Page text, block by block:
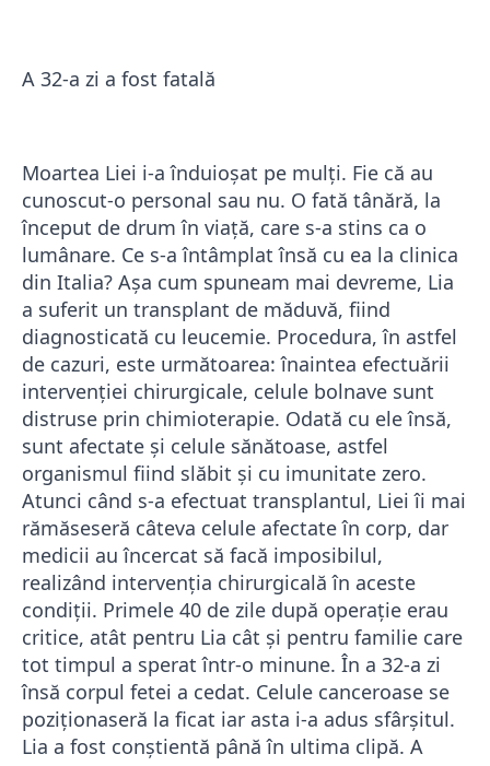
A 32-a zi a fost fatală
Moartea Liei i-a înduioșat pe mulți. Fie că au
cunoscut-o personal sau nu. O fată tânără, la
început de drum în viață, care s-a stins ca o
lumânare. Ce s-a întâmplat însă cu ea la clinica
din Italia? Așa cum spuneam mai devreme, Lia
a suferit un transplant de măduvă, fiind
diagnosticată cu leucemie. Procedura, în astfel
de cazuri, este următoarea: înaintea efectuării
intervenției chirurgicale, celule bolnave sunt
distruse prin chimioterapie. Odată cu ele însă,
sunt afectate și celule sănătoase, astfel
organismul fiind slăbit și cu imunitate zero.
Atunci când s-a efectuat transplantul, Liei îi mai
rămăseseră câteva celule afectate în corp, dar
medicii au încercat să facă imposibilul,
realizând intervenția chirurgicală în aceste
condiții. Primele 40 de zile după operație erau
critice, atât pentru Lia cât și pentru familie care
tot timpul a sperat într-o minune. În a 32-a zi
însă corpul fetei a cedat. Celule canceroase se
poziționaseră la ficat iar asta i-a adus sfârșitul.
Lia a fost conștientă până în ultima clipă. A